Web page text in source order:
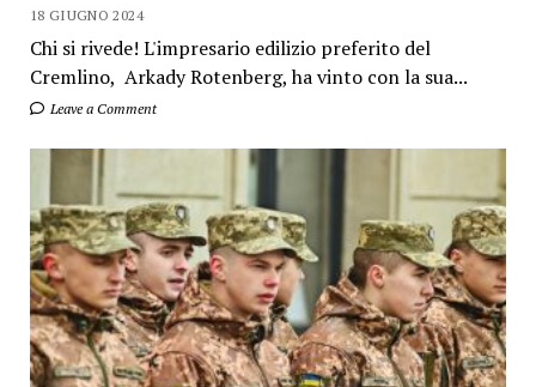
18 GIUGNO 2024
Chi si rivede! L'impresario edilizio preferito del
Cremlino, Arkady Rotenberg, ha vinto con la sua...
Leave a Comment